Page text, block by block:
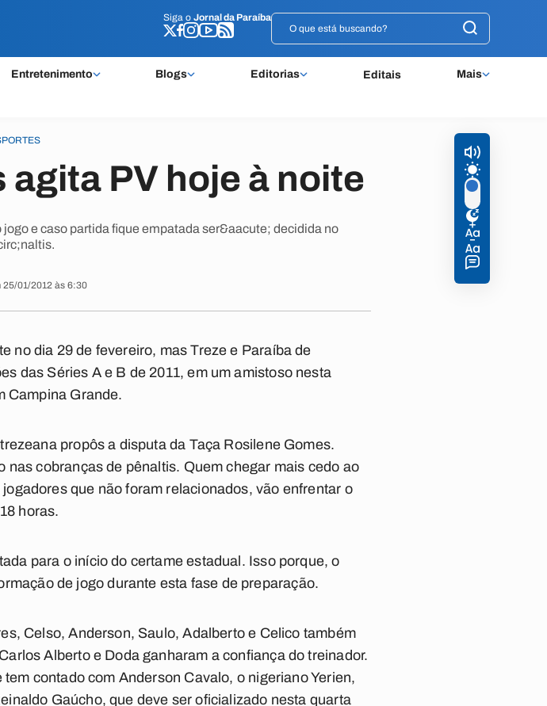
Siga o Jornal da Paraíba
Entretenimento Blogs Editorias Editais Mais
Siga o Jornal da Paraíba
PV hoje à noite
e caso partida fique empatada ser&aacute; decidida no
25/01/2012 às 6:30
no dia 29 de fevereiro, mas Treze e Paraíba de
das Séries A e B de 2011, em um amistoso nesta
Campina Grande.
propôs a disputa da Taça Rosilene Gomes.
cobranças de pênaltis. Quem chegar mais cedo ao
que não foram relacionados, vão enfrentar o
horas.
para o início do certame estadual. Isso porque, o
de jogo durante esta fase de preparação.
Celso, Anderson, Saulo, Adalberto e Celico também
Alberto e Doda ganharam a confiança do treinador.
contado com Anderson Cavalo, o nigeriano Yerien,
Gaúcho, que deve ser oficializado nesta quarta